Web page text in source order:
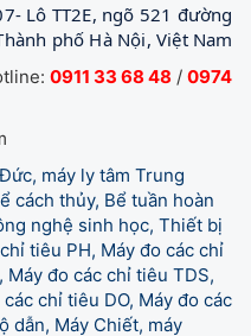
Lô TT2E, ngõ 521 đường
phố Hà Nội, Việt Nam
0911 33 68 48 / 0974
máy ly tâm Trung
cách thủy, Bể tuần hoàn
nghệ sinh học, Thiết bị
tiêu PH, Máy đo các chỉ
Máy đo các chỉ tiêu TDS,
chỉ tiêu DO, Máy đo các
dẫn, Máy Chiết, máy